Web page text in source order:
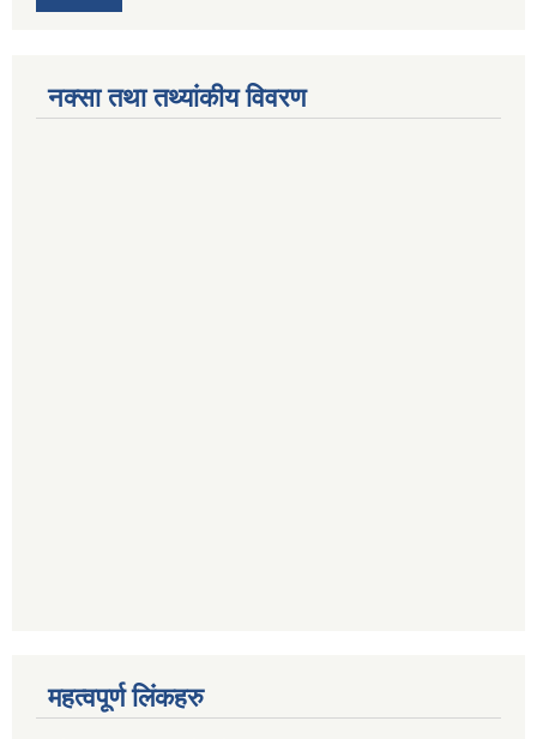
नक्सा तथा तथ्यांकीय विवरण
महत्वपूर्ण लिंकहरु